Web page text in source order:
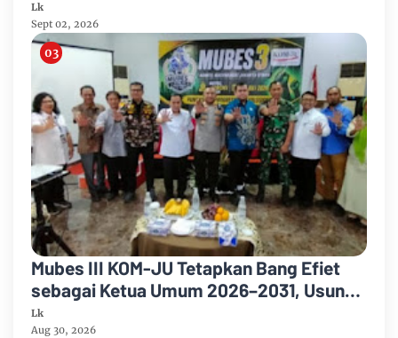
Konsolidasi Jelang Musancab 2026
Lk
Sept 02, 2026
Mubes III KOM-JU Tetapkan Bang Efiet
sebagai Ketua Umum 2026–2031, Usung
Semangat Persatuan dan Pengabdian
Lk
Aug 30, 2026